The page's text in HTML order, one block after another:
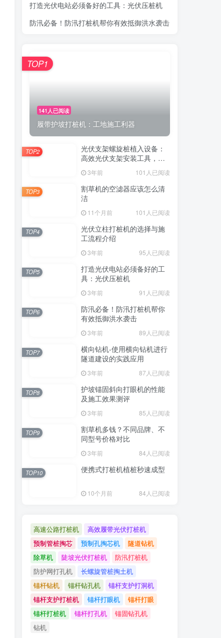
打造光伏电站必须备好的工具：光伏压桩机
防汛必备！防汛打桩机帮你有效抵御洪水袭击
141人已阅读
履带护坡打桩机：工地施工利器
TOP1
光伏支架螺旋桩植入设备：
高效光伏支架安装工具，螺
3年前 101人已阅读
TOP2
割草机的空滤器应该怎么清
洁
11个月前 101人已阅读
TOP3
光伏立柱打桩机的选择与施
工流程介绍
3年前 95人已阅读
TOP4
打造光伏电站必须备好的工
具：光伏压桩机
3年前 91人已阅读
TOP5
防汛必备！防汛打桩机帮你
有效抵御洪水袭击
3年前 89人已阅读
TOP6
横向钻机-使用横向钻机进行
隧道建设的实践应用
3年前 87人已阅读
TOP7
护坡锚固斜向打眼机的性能
及施工效果测评
3年前 85人已阅读
TOP8
割草机多钱？不同品牌、不
同型号价格对比
3年前 84人已阅读
TOP9
便携式打桩机植桩秒速成型
10个月前 84人已阅读
TOP10
高速公路打桩机
高效履带光伏打桩机
预制管桩掏芯
预制孔掏芯机
隧道钻机
除草机
陡坡光伏打桩机
防汛打桩机
防护网打孔机
长螺旋管桩掏土机
锚杆钻机
锚杆钻孔机
锚杆支护打洞机
锚杆支护打桩机
锚杆打眼机
锚杆打眼
锚杆打桩机
锚杆打孔机
锚固钻孔机
钻机